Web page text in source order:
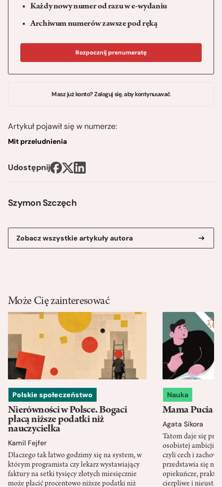
Szymon Szczęch
Zobacz wszystkie artykuły autora
Każdy nowy numer od razu w e-wydaniu
Archiwum numerów zawsze pod ręką
Rozpocznij prenumeratę
Masz już konto? Zaloguj się, aby kontynuuwać
Artykuł pojawił się w numerze:
Mit przeludnienia
Udostępnij
Może Cię zainteresować
Polskie społeczeństwo
Nierówności w Polsce. Bogaci
płacą niższe podatki niż
nauczycielka
Kamil Fejfer
Dlaczego tak łatwo godzimy się na system, w
którym programista czy lekarz wystawiający
faktury na setki tysięcy złotych miesięcznie
może płacić procentowo niższe podatki niż
Nauka
Mama Pucia
Agata Sikora
Tatom daje się
osobistej ambicji,
czyli cech i
przedstawia się
opiekuńcze,
cierpliwe i